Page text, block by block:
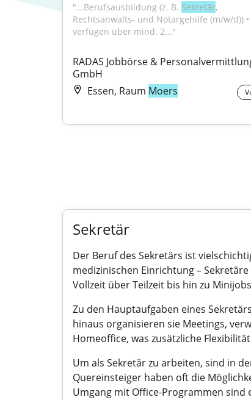
"...Berufsausbildung (z. B. Sekretär,
Rechtsanwalts- und Notargehilfe (m/w/d)) •
verfügen über mind. 2..."
RADAS Jobbörse &
GmbH
Essen, Raum Moers
Sekretär
Der Beruf des Sekretärs ist
medizinischen Einrichtung –
Vollzeit über Teilzeit bis hin zu
Zu den Hauptaufgaben eines
hinaus organisieren sie Meetings,
Homeoffice, was zusätzliche
Um als Sekretär zu arbeiten, sind in
Quereinsteiger haben oft die
Umgang mit Office-Programmen sind